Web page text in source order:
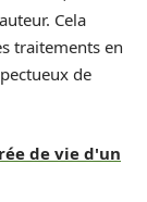
Cela
traitements en
de
de vie d'un